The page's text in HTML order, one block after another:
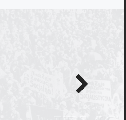
Następne
zdjęcie